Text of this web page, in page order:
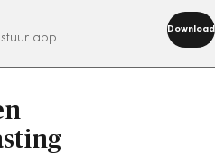
app
Download
nu